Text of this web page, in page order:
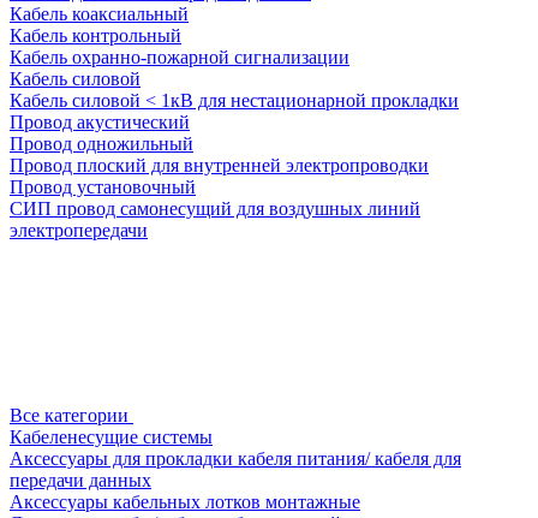
Кабель коаксиальный
Кабель контрольный
Кабель охранно-пожарной сигнализации
Кабель силовой
Кабель силовой < 1кВ для нестационарной прокладки
Провод акустический
Провод одножильный
Провод плоский для внутренней электропроводки
Провод установочный
СИП провод самонесущий для воздушных линий
электропередачи
Все категории
Кабеленесущие системы
Аксессуары для прокладки кабеля питания/ кабеля для
передачи данных
Аксессуары кабельных лотков монтажные